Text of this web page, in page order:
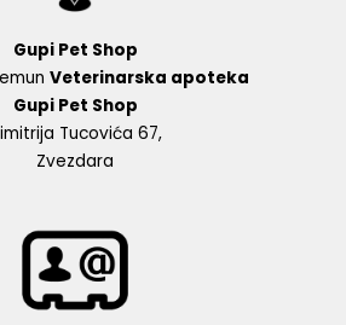
Gupi Pet Shop
Veterinarska apoteka
Gupi Pet Shop
Tucovića 67,
Zvezdara